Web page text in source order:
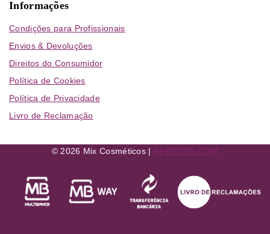
Informações
Condições para Profissionais
Envios & Devoluções
Direitos do Consumidor
Política de Cookies
Política de Privacidade
Livro de Reclamação
© 2026 Mix Cosméticos | RFONTES.COM